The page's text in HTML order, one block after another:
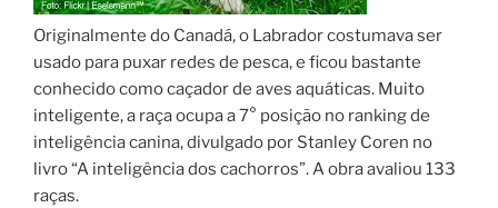
Originalmente do Canadá, o Labrador costumava ser
usado para puxar redes de pesca, e ficou bastante
conhecido como caçador de aves aquáticas. Muito
inteligente, a raça ocupa a 7° posição no ranking de
inteligência canina, divulgado por Stanley Coren no
livro “A inteligência dos cachorros”. A obra avaliou 133
raças.